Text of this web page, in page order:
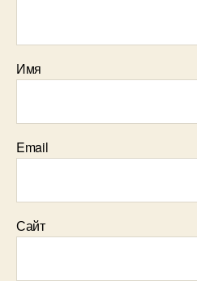
Имя
Email
Сайт